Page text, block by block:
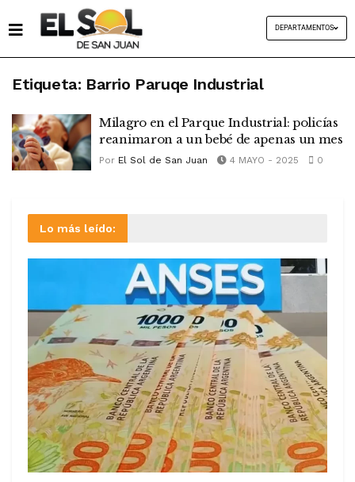
DEPARTAMENTOS
Etiqueta: Barrio Paruqe Industrial
Milagro en el Parque Industrial: policías
reanimaron a un bebé de apenas un mes
Por El Sol de San Juan 4 MAYO - 2025 0
Lo más leído: